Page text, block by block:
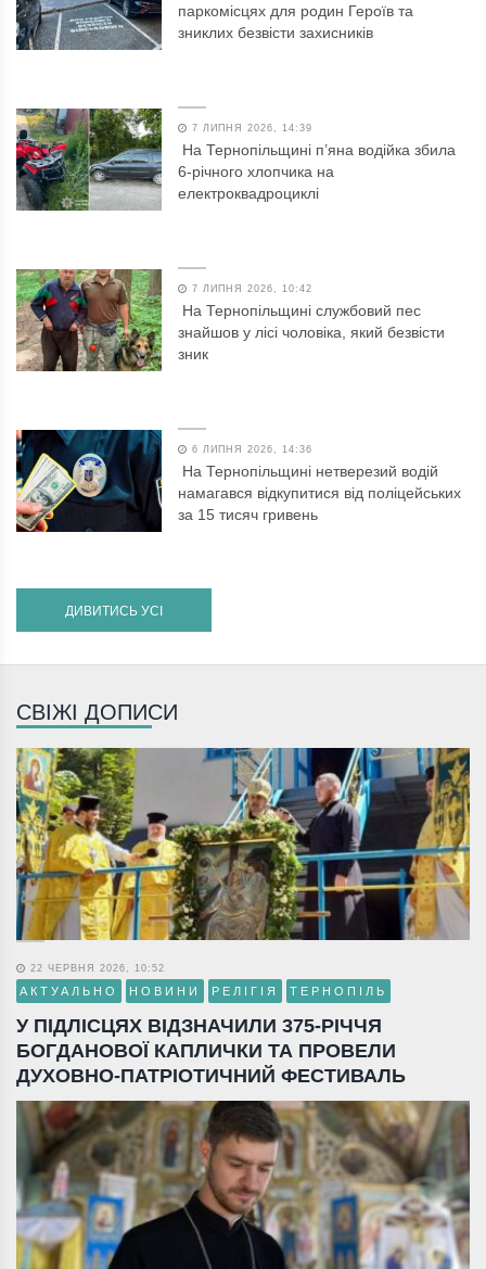
паркомісцях для родин Героїв та
зниклих безвісти захисників
7 ЛИПНЯ 2026, 14:39
На Тернопільщині п’яна водійка збила
6-річного хлопчика на
електроквадроциклі
7 ЛИПНЯ 2026, 10:42
На Тернопільщині службовий пес
знайшов у лісі чоловіка, який безвісти
зник
6 ЛИПНЯ 2026, 14:36
На Тернопільщині нетверезий водій
намагався відкупитися від поліцейських
за 15 тисяч гривень
ДИВИТИСЬ УСІ
СВІЖІ ДОПИСИ
22 ЧЕРВНЯ 2026, 10:52
АКТУАЛЬНО НОВИНИ РЕЛІГІЯ ТЕРНОПІЛЬ
У ПІДЛІСЦЯХ ВІДЗНАЧИЛИ 375-РІЧЧЯ
БОГДАНОВОЇ КАПЛИЧКИ ТА ПРОВЕЛИ
ДУХОВНО-ПАТРІОТИЧНИЙ ФЕСТИВАЛЬ